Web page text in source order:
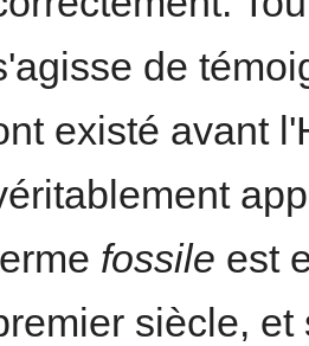
de
existé avant
fossile est
siècle,